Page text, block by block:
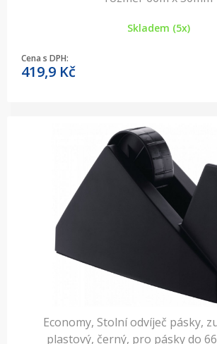
Skladem (5x)
Cena s DPH:
419,9 Kč
Economy, Stolní odvíječ pásky,
plastový, černý, pro pásky do